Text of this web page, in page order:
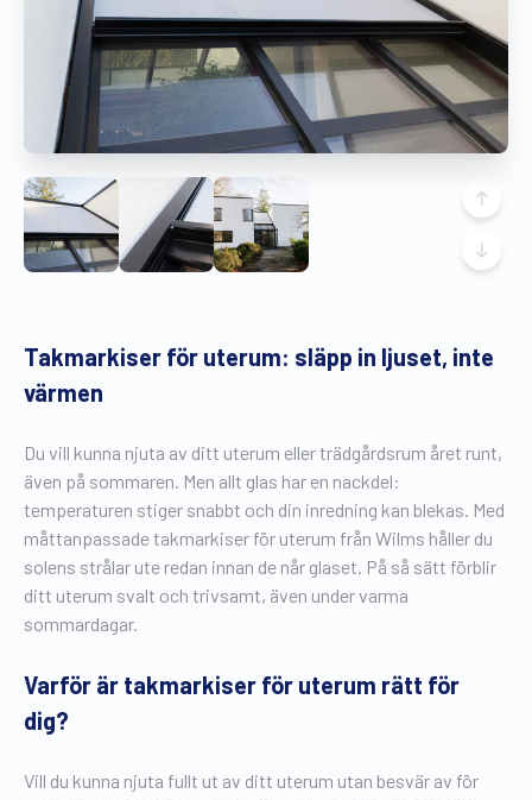
Takmarkiser för uterum: släpp in ljuset, inte
värmen
Du vill kunna njuta av ditt uterum eller trädgårdsrum året runt,
även på sommaren. Men allt glas har en nackdel:
temperaturen stiger snabbt och din inredning kan blekas. Med
måttanpassade takmarkiser för uterum från Wilms håller du
solens strålar ute redan innan de når glaset. På så sätt förblir
ditt uterum svalt och trivsamt, även under varma
sommardagar.
Varför är takmarkiser för uterum rätt för
dig?
Vill du kunna njuta fullt ut av ditt uterum utan besvär av för